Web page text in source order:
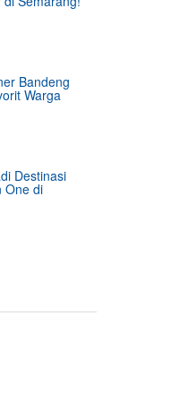
Bandeng
Warga
Destinasi
One di